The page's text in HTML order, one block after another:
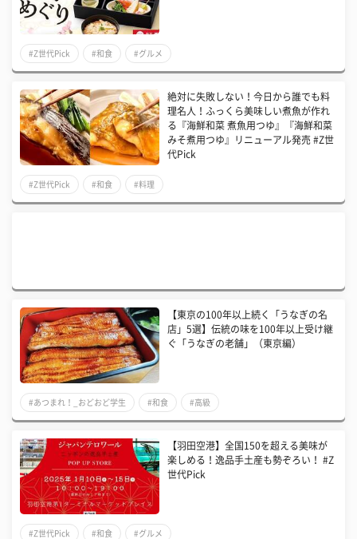
#Z世代Pick #和食 #グルメ
絶対に失敗しない！今日から誰でも料
理名人！ふっくら美味しい煮魚が作れ
る『海鮮和菜 煮魚用つゆ』『海鮮和菜
みそ煮用つゆ』リニューアル発売 #Z世
代Pick
#Z世代Pick #和食 #料理
【東京の100年以上続く「うなぎの名
店」5選】伝統の味を100年以上受け継
ぐ「うなぎの老舗」（東京編）
#あつまれ！_おどおど学生 #和食 #高級
【羽田空港】全国150を超える美味が
楽しめる！逸品手土産も勢ぞろい！ #Z
世代Pick
#Z世代Pick #和食 #グルメ